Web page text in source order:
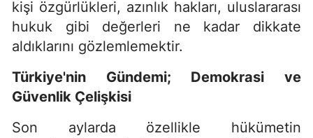
kişi özgürlükleri, azınlık hakları, uluslararası
hukuk gibi değerleri ne kadar dikkate
aldıklarını gözlemlemektir.
Türkiye'nin Gündemi; Demokrasi ve
Güvenlik Çelişkisi
Son aylarda özellikle hükümetin